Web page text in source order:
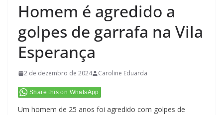
Homem é agredido a
golpes de garrafa na Vila
Esperança
2 de dezembro de 2024 Caroline Eduarda
Share this on WhatsApp
Um homem de 25 anos foi agredido com golpes de